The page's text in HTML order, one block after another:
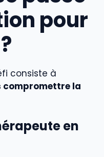
pour
consiste à
compromettre la
en